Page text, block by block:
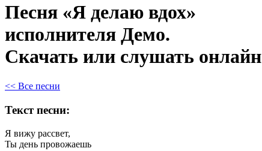
Песня «Я делаю вдох»
исполнителя Демо.
Скачать или слушать онлайн
<< Все песни
Текст песни:
Я вижу рассвет,
Ты день провожаешь